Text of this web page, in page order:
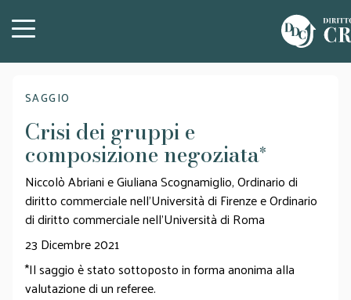
SAGGIO
Crisi dei gruppi e
composizione negoziata*
Niccolò Abriani e Giuliana Scognamiglio, Ordinario di
diritto commerciale nell’Università di Firenze e Ordinario
di diritto commerciale nell’Università di Roma
23 Dicembre 2021
*Il saggio è stato sottoposto in forma anonima alla
valutazione di un referee.